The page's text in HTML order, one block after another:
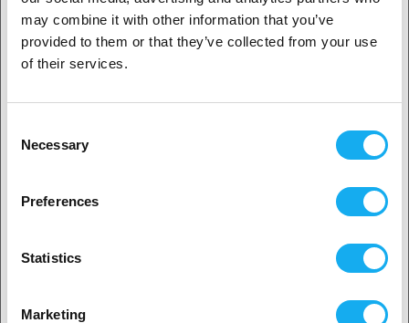
may combine it with other information that you’ve
provided to them or that they’ve collected from your use
of their services.
Selection
Necessary
Preferences
Statistics
Marketing
Andere geschikte producten
-54%
Zakelijke klant
Particuliere klant